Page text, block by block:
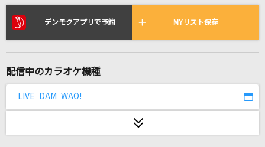
リアルタイムで歌われている曲の一覧
ラビットホール
[生音]横須賀ストーリー
山口百恵
デンモクアプリで予約 MYリスト保存
配信中のカラオケ機種
LIVE DAM WAO!